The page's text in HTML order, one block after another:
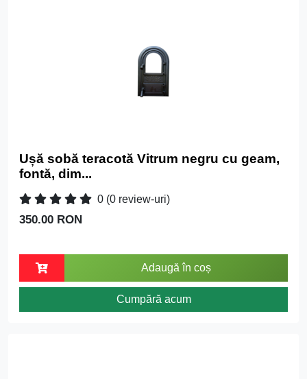
Ușă sobă teracotă Vitrum negru cu geam,
fontă, dim...
0 (0 review-uri)
350.00 RON
Adaugă în coș
Cumpără acum